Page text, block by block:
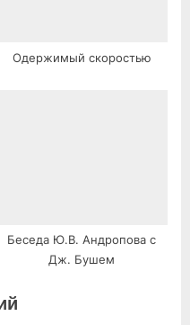
Одержимый скоростью
Беседа Ю.В. Андропова с
Дж. Бушем